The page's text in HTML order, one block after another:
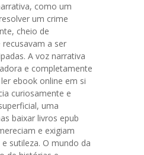
como um
um crime
cheio de
a ser
A voz narrativa
e completamente
ebook online em si
curiosamente e
uma
baixar livros epub
e exigiam
sutileza. O mundo da